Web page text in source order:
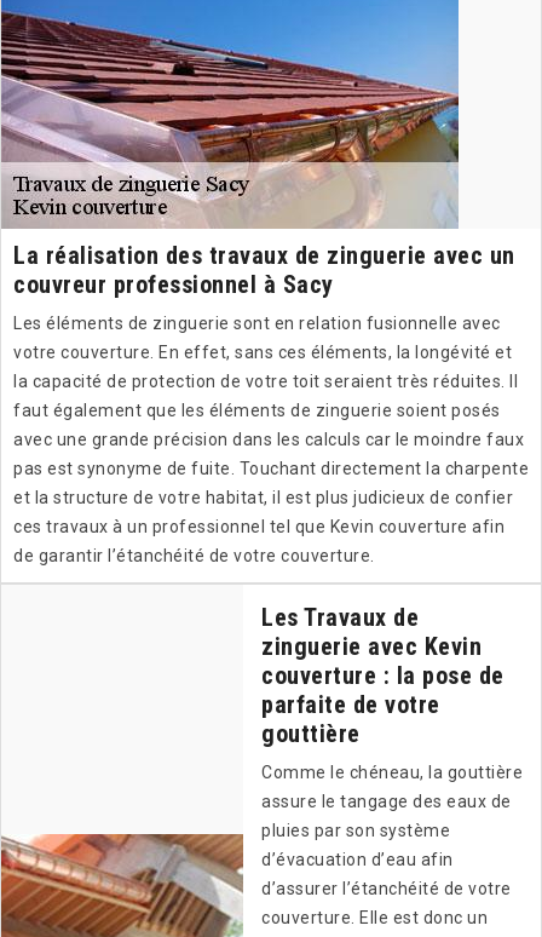
La réalisation des travaux de zinguerie avec un
couvreur professionnel à Sacy
Les éléments de zinguerie sont en relation fusionnelle avec
votre couverture. En effet, sans ces éléments, la longévité et
la capacité de protection de votre toit seraient très réduites. Il
faut également que les éléments de zinguerie soient posés
avec une grande précision dans les calculs car le moindre faux
pas est synonyme de fuite. Touchant directement la charpente
et la structure de votre habitat, il est plus judicieux de confier
ces travaux à un professionnel tel que Kevin couverture afin
de garantir l’étanchéité de votre couverture.
Les Travaux de
zinguerie avec Kevin
couverture : la pose de
parfaite de votre
gouttière
Comme le chéneau, la gouttière
assure le tangage des eaux de
pluies par son système
d’évacuation d’eau afin
d’assurer l’étanchéité de votre
couverture. Elle est donc un